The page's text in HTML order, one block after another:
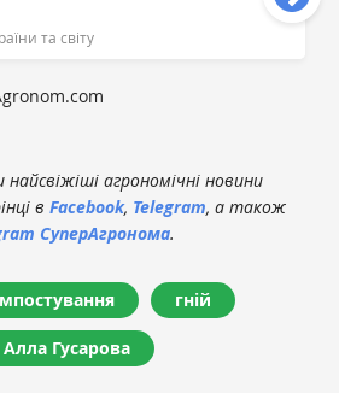
та світу
агрономічні новини
в Facebook, Telegram, а також
СуперАгронома.
гній
Алла Гусарова